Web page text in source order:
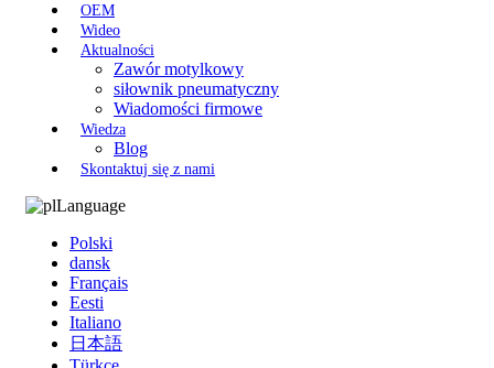
OEM
Wideo
Aktualności
Zawór motylkowy
siłownik pneumatyczny
Wiadomości firmowe
Wiedza
Blog
Skontaktuj się z nami
Language
Polski
dansk
Français
Eesti
Italiano
日本語